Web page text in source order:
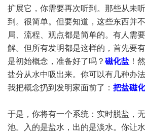
扩展它，你需要再次听到。那些从未
到。很简单。但要知道，这些东西并
局、流程、观点都是简单的。有人需
解。但所有发明都是这样的，首先要
是初始概念，准备好了吗？ 磁化盐 ！
盐分从水中吸出来。你可以有几种办
我把概念扔到发明家面前了： 把盐磁化
于是，你将有一个系统：实时脱盐，
池。入的是盐水，出的是淡水。你让